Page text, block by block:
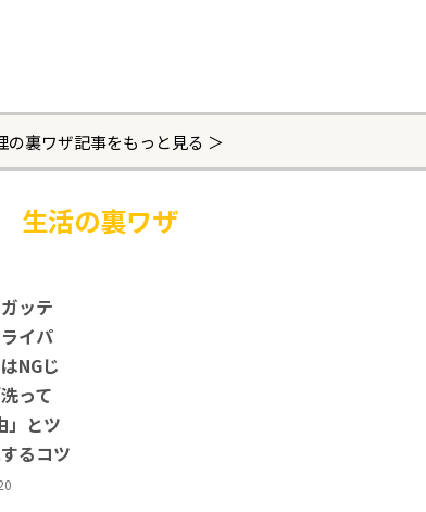
の裏ワザ記事をもっと見る ＞
生活の裏ワザ
ッテ
イパ
NGじ
って
」とツ
るコツ